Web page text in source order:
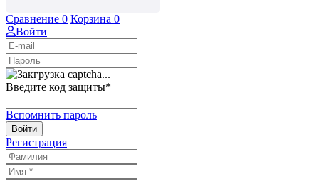
Сравнение 0 Корзина 0
Войти
Введите код защиты*
Вспомнить пароль
Войти
Регистрация